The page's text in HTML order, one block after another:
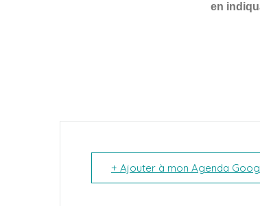
en
+ Ajouter à mon Agenda